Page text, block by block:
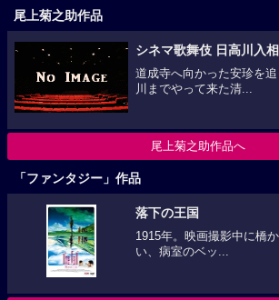
尾上菊之助作品
シネマ歌舞伎 日高川入
道成寺へ向かった安珍を
川までやって来た清...
尾上菊之助作品へ
「ファンタジー」作品
落下の王国
1915年。映画撮影中に橋
い、病室のベッ...